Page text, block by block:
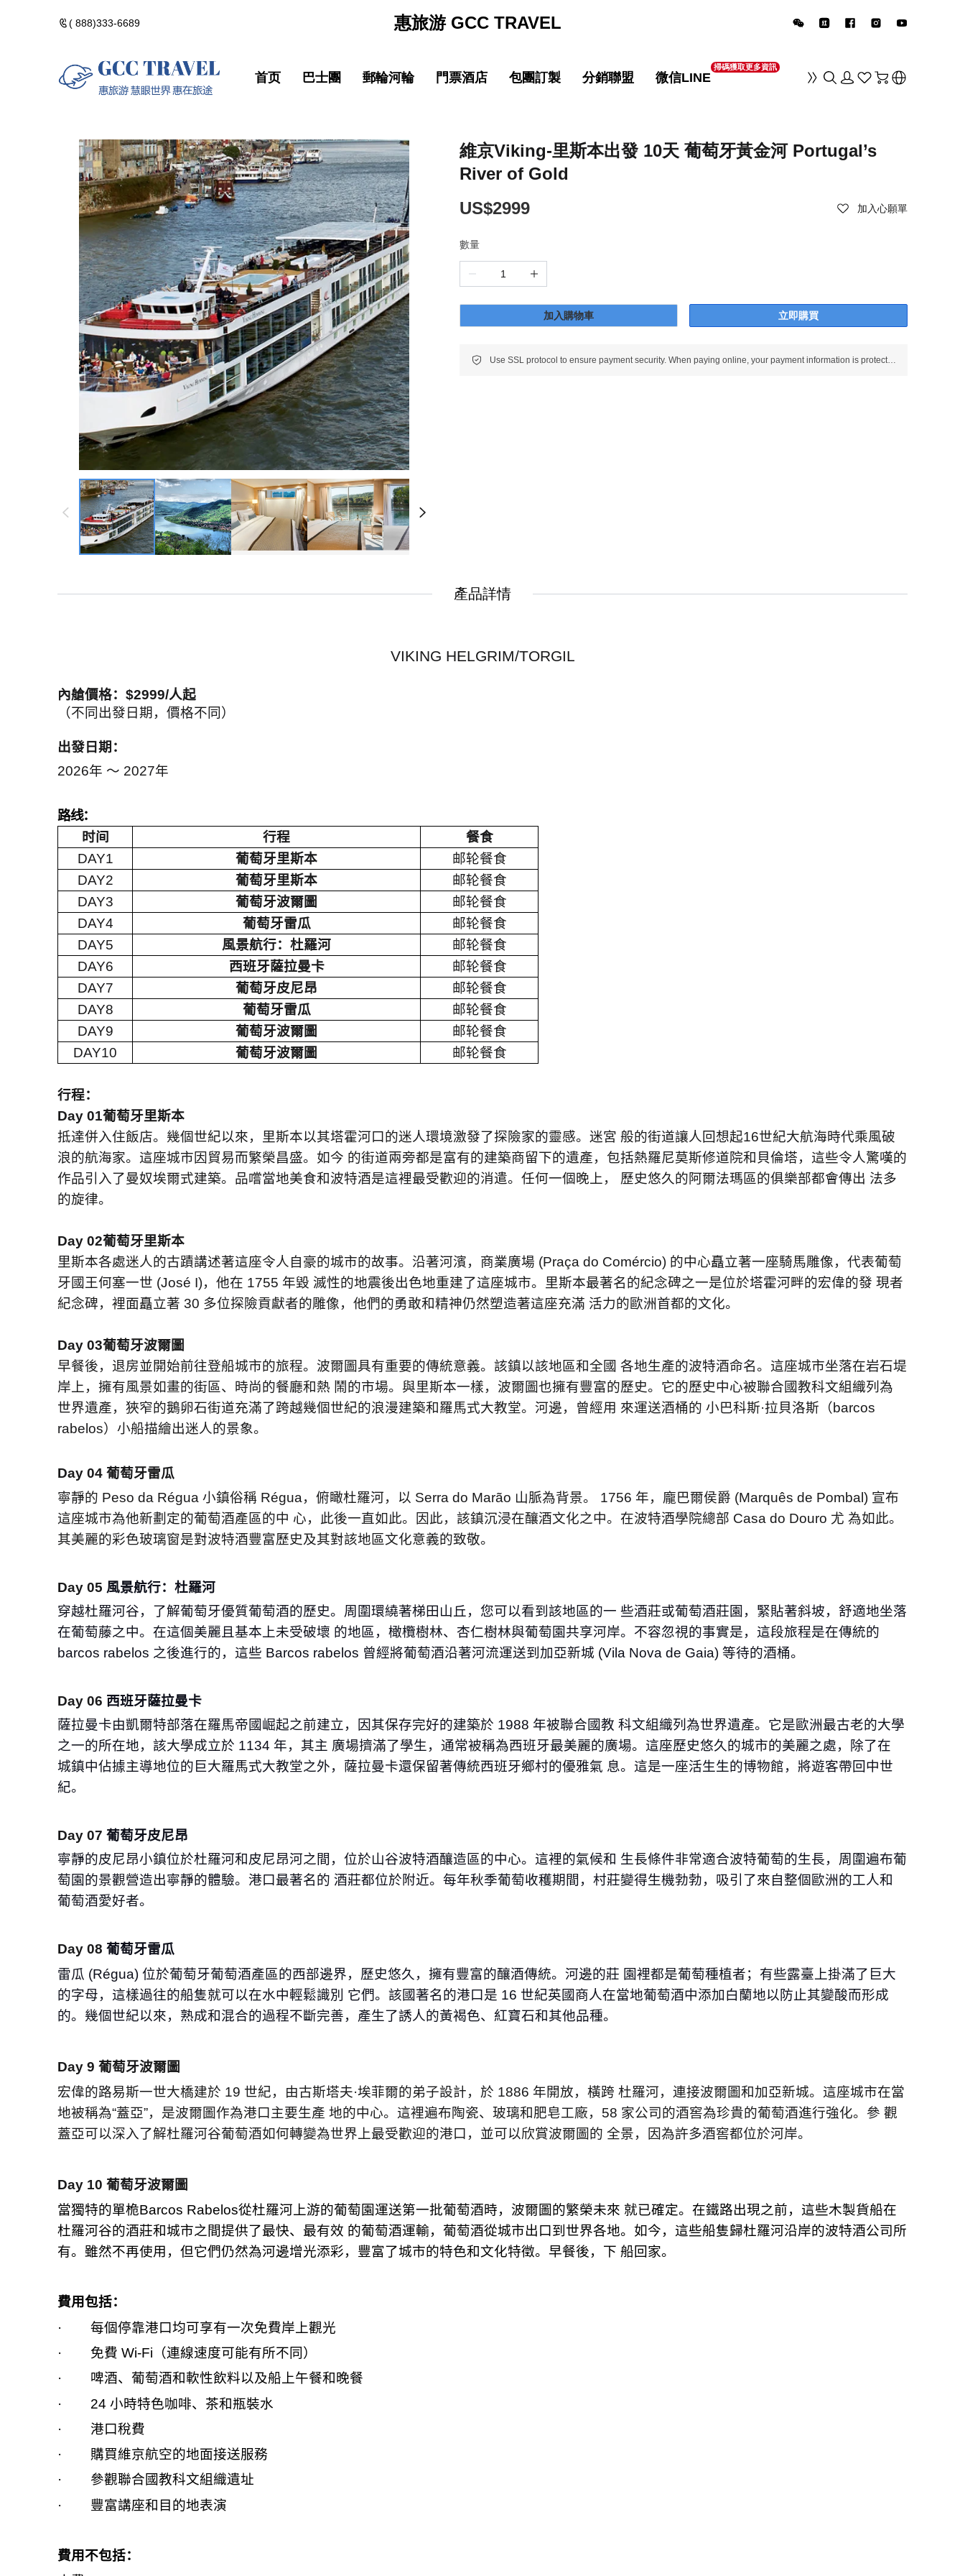
( 888)333-6689 惠旅游 GCC TRAVEL
黃石國家公園
加拿大落基山
美國西部遊
美國東部遊
夏威夷群島・精選
北極光觀測・精選
佛州陽光・美國城市
墨西哥 ・中南美洲
品質 亞洲精選
超值 亞洲精選
奢華 亞洲甄選
品質 歐洲環線
奢華 歐洲甄選
澳大利亞 新西蘭
非洲 中東 中亞
惠旅全球甄選
惠旅甄選火車系列
英文團 English
輕旅行(美洲)
輕旅行(歐洲)
輕旅行(亞洲)
河輪熱門路線
維京熱門路線(VIKING)
中文導遊河輪路線
郵輪品牌專區
精選酒店
點擊添加企業微信 點擊添加企業LINE
首页 巴士團
黃石國家公園
加拿大落基山
美國西部遊
美國東部遊
夏威夷群島・精選
北極光觀測・精選
佛州陽光・美國城市
墨西哥 ・中南美洲
品質 亞洲精選
超值 亞洲精選
奢華 亞洲甄選
品質 歐洲環線
奢華 歐洲甄選
澳大利亞 新西蘭
非洲 中東 中亞
惠旅全球甄選
惠旅甄選火車系列
輕旅行(美洲)
輕旅行(歐洲)
輕旅行(亞洲)
郵輪河輪
河輪熱門路線
維京熱門路線(VIKING)
中文導遊河輪路線
郵輪品牌專區
門票酒店
精選酒店
包團訂製 分銷聯盟 微信LINE
掃碼獲取更多資訊
點擊添加企業微信 點擊添加企業LINE
維京Viking-里斯本出發 10天 葡萄牙黃金河 Portugal’s
River of Gold
US$2999
加入心願單
數量
加入購物車 立即購買
Use SSL protocol to ensure payment security. When paying online, your payment information is protected.
產品詳情
VIKING HELGRIM/TORGIL
內艙價格： $2999/人起
（不同出發日期，價格不同）
出發日期：
2026年 ～ 2027年
路线：
时间
行程
餐食
DAY1
葡萄牙⾥斯本
邮轮餐食
DAY2
葡萄牙⾥斯本
邮轮餐食
DAY3
葡萄牙波爾圖
邮轮餐食
DAY4
葡萄牙雷瓜
邮轮餐食
DAY5
風景航⾏：杜羅河
邮轮餐食
DAY6
⻄班牙薩拉曼卡
邮轮餐食
DAY7
葡萄牙⽪尼昂
邮轮餐食
DAY8
葡萄牙雷瓜
邮轮餐食
DAY9
葡萄牙波爾圖
邮轮餐食
DAY10
葡萄牙波爾圖 邮轮餐食
行程：
Day 01葡萄牙⾥斯本
抵達併入住飯店。幾個世紀以來，⾥斯本以其塔霍河⼝的迷⼈環境激發了探險家的靈感。迷宮 般的街道讓⼈回想起16世紀⼤航海時代乘風破
浪的航海家。這座城市因貿易⽽繁榮昌盛。如今 的街道兩旁都是富有的建築商留下的遺產，包括熱羅尼莫斯修道院和⾙倫塔，這些令⼈驚嘆的
作品引入了曼奴埃爾式建築。品嚐當地美食和波特酒是這裡最受歡迎的消遣。任何⼀個晚上， 歷史悠久的阿爾法瑪區的俱樂部都會傳出 法多
的旋律。
Day 02葡萄牙⾥斯本
⾥斯本各處迷⼈的古蹟講述著這座令⼈⾃豪的城市的故事。沿著河濱，商業廣場 (Praça do Comércio) 的中⼼矗立著⼀座騎⾺雕像，代表葡萄
牙國王何塞⼀世 (José I)，他在 1755 年毀 滅性的地震後出⾊地重建了這座城市。⾥斯本最著名的紀念碑之⼀是位於塔霍河畔的宏偉的發 現者
紀念碑，裡⾯矗立著 30 多位探險貢獻者的雕像，他們的勇敢和精神仍然塑造著這座充滿 活⼒的歐洲⾸都的文化。
Day 03葡萄牙波爾圖
早餐後，退房並開始前往登船城市的旅程。波爾圖具有重要的傳統意義。該鎮以該地區和全國 各地⽣產的波特酒命名。這座城市坐落在岩⽯堤
岸上，擁有風景如畫的街區、時尚的餐廳和熱 鬧的市場。與⾥斯本⼀樣，波爾圖也擁有豐富的歷史。它的歷史中⼼被聯合國教科文組織列為
世界遺產，狹窄的鵝卵⽯街道充滿了跨越幾個世紀的浪漫建築和羅⾺式⼤教堂。河邊，曾經⽤ 來運送酒桶的 ⼩巴科斯·拉⾙洛斯（ barcos
rabelos）⼩船描繪出迷⼈的景象。
Day 04 葡萄牙雷瓜
寧靜的 Peso da Régua ⼩鎮俗稱 Régua，俯瞰杜羅河，以 Serra do Marão ⼭脈為背景。 1756 年，龐巴爾侯爵 (Marquês de Pombal) 宣布
這座城市為他新劃定的葡萄酒產區的中 ⼼，此後⼀直如此。因此，該鎮沉浸在釀酒文化之中。在波特酒學院總部 Casa do Douro 尤 為如此。
其美麗的彩⾊玻璃窗是對波特酒豐富歷史及其對該地區文化意義的致敬。
Day 05 風景航⾏：杜羅河
穿越杜羅河⾕，了解葡萄牙優質葡萄酒的歷史。周圍環繞著梯⽥⼭丘，您可以看到該地區的⼀ 些酒莊或葡萄酒莊園，緊貼著斜坡，舒適地坐落
在葡萄藤之中。在這個美麗且基本上未受破壞 的地區，橄欖樹林、杏仁樹林與葡萄園共享河岸。不容忽視的事實是，這段旅程是在傳統的
barcos rabelos 之後進⾏的，這些 Barcos rabelos 曾經將葡萄酒沿著河流運送到加亞新城 (Vila Nova de Gaia) 等待的酒桶。
Day 06 ⻄班牙薩拉曼卡
薩拉曼卡由凱爾特部落在羅⾺帝國崛起之前建立，因其保存完好的建築於 1988 年被聯合國教 科文組織列為世界遺產。它是歐洲最古老的⼤學
之⼀的所在地，該⼤學成立於 1134 年，其主 廣場擠滿了學⽣，通常被稱為⻄班牙最美麗的廣場。這座歷史悠久的城市的美麗之處，除了在
城鎮中佔據主導地位的巨⼤羅⾺式⼤教堂之外，薩拉曼卡還保留著傳統⻄班牙鄉村的優雅氣 息。這是⼀座活⽣⽣的博物館，將遊客帶回中世
紀。
Day 07 葡萄牙⽪尼昂
寧靜的⽪尼昂⼩鎮位於杜羅河和⽪尼昂河之間，位於⼭⾕波特酒釀造區的中⼼。這裡的氣候和 ⽣⻑條件非常適合波特葡萄的⽣⻑，周圍遍布葡
萄園的景觀營造出寧靜的體驗。港⼝最著名的 酒莊都位於附近。每年秋季葡萄收穫期間，村莊變得⽣機勃勃，吸引了來⾃整個歐洲的⼯⼈和
葡萄酒愛好者。
Day 08 葡萄牙雷瓜
雷瓜 (Régua) 位於葡萄牙葡萄酒產區的⻄部邊界，歷史悠久，擁有豐富的釀酒傳統。河邊的莊 園裡都是葡萄種植者；有些露臺上掛滿了巨⼤
的字⺟，這樣過往的船隻就可以在⽔中輕鬆識別 它們。該國著名的港⼝是 16 世紀英國商⼈在當地葡萄酒中添加⽩蘭地以防⽌其變酸⽽形成
的。幾個世紀以來，熟成和混合的過程不斷完善，產⽣了誘⼈的黃褐⾊、紅寶⽯和其他品種。
Day 9 葡萄牙波爾圖
宏偉的路易斯⼀世⼤橋建於 19 世紀，由古斯塔夫·埃菲爾的弟⼦設計，於 1886 年開放，橫跨 杜羅河，連接波爾圖和加亞新城。這座城市在當
地被稱為“蓋亞”，是波爾圖作為港⼝主要⽣產 地的中⼼。這裡遍布陶瓷、玻璃和肥皂⼯廠， 58 家公司的酒窖為珍貴的葡萄酒進⾏強化。參 觀
蓋亞可以深入了解杜羅河⾕葡萄酒如何轉變為世界上最受歡迎的港⼝，並可以欣賞波爾圖的 全景，因為許多酒窖都位於河岸。
Day 10 葡萄牙波爾圖
當獨特的單桅Barcos Rabelos從杜羅河上游的葡萄園運送第⼀批葡萄酒時，波爾圖的繁榮未來 就已確定。在鐵路出現之前，這些⽊製貨船在
杜羅河⾕的酒莊和城市之間提供了最快、最有效 的葡萄酒運輸，葡萄酒從城市出⼝到世界各地。如今，這些船隻歸杜羅河沿岸的波特酒公司所
有。雖然不再使⽤，但它們仍然為河邊增光添彩，豐富了城市的特⾊和文化特徵。早餐後，下 船回家。
費用包括：
·
每個停靠港口均可享有一次免費岸上觀光
·
免費 Wi-Fi （連線速度可能有所不同）
·
啤酒、葡萄酒和軟性飲料以及船上午餐和晚餐
· 24 小時特色咖啡、茶和瓶裝水
·
港口稅費
·
購買維京航空的地面接送服務
·
參觀聯合國教科文組織遺址
·
豐富講座和目的地表演
費用不包括：